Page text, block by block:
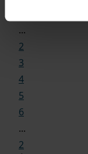
...
2
3
4
5
6
...
2